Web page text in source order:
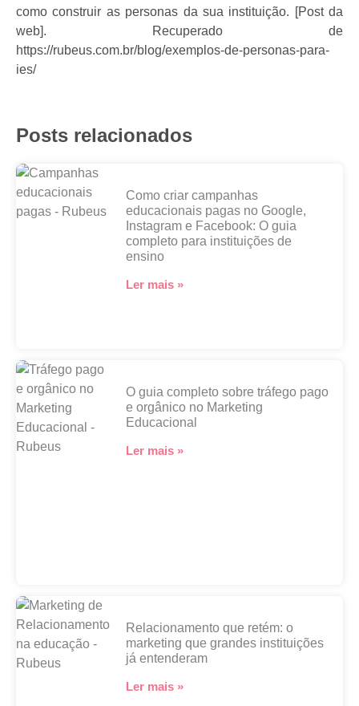
como construir as personas da sua instituição. [Post da
web]. Recuperado de
https://rubeus.com.br/blog/exemplos-de-personas-para-
ies/
Posts relacionados
Como criar campanhas
educacionais pagas no Google,
Instagram e Facebook: O guia
completo para instituições de
ensino
Ler mais »
O guia completo sobre tráfego pago
e orgânico no Marketing
Educacional
Ler mais »
Relacionamento que retém: o
marketing que grandes instituições
já entenderam
Ler mais »